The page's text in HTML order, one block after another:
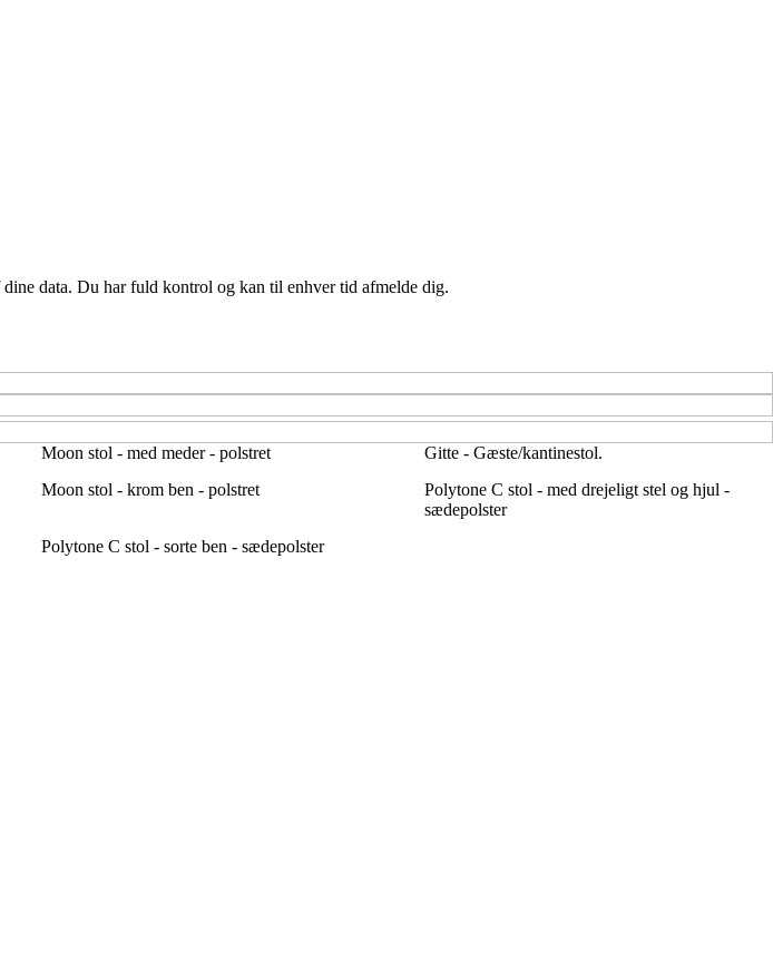
data. Du har fuld kontrol og kan til enhver tid afmelde dig.
Moon stol - med meder - polstret
Gitte - Gæste/kantinestol.
Moon stol - krom ben - polstret
Polytone C stol - med drejeligt stel og hjul -
sædepolster
Polytone C stol - sorte ben - sædepolster